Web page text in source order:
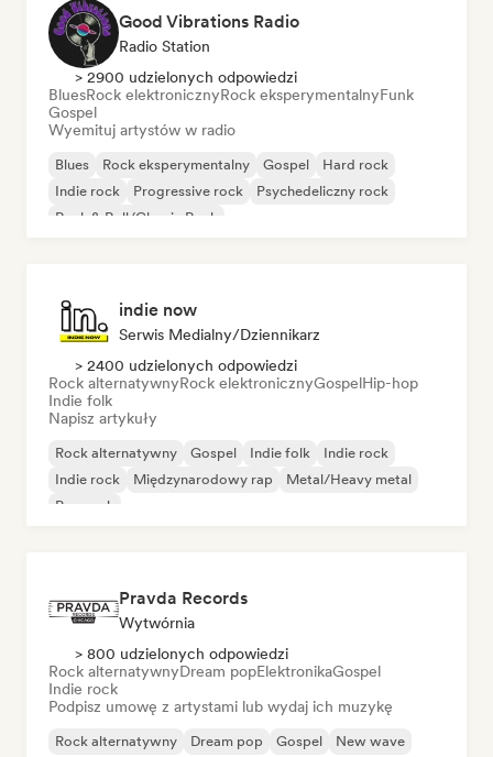
Good Vibrations Radio
Radio Station
> 2900 udzielonych odpowiedzi
BluesRock elektronicznyRock eksperymentalnyFunk
Gospel
Wyemituj artystów w radio
Blues Rock eksperymentalny Gospel
Hard rock
Indie rock
Progressive rock
Psychedeliczny rock
Rock & Roll/Classic Rock
indie now
Serwis Medialny/Dziennikarz
> 2400 udzielonych odpowiedzi
Rock alternatywnyRock elektronicznyGospelHip-hop
Indie folk
Napisz artykuły
Rock alternatywny Gospel Indie folk
Indie rock
Indie rock
Międzynarodowy rap
Metal/Heavy metal
Pop rock
Pravda Records
Wytwórnia
> 800 udzielonych odpowiedzi
Rock alternatywnyDream popElektronikaGospel
Indie rock
Podpisz umowę z artystami lub wydaj ich muzykę
Rock alternatywny Dream pop Gospel
New wave